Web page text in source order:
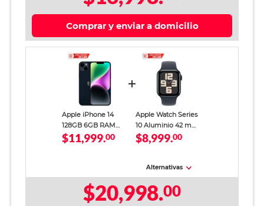
Comprar y enviar a domicilio
Apple iPhone 14
128GB 6GB RAM
eSIM Negro
$11,999.00
Apple Watch Series
10 Aluminio 42 mm
Negro Azabache
$8,999.00
Alternativas
$20,998.00